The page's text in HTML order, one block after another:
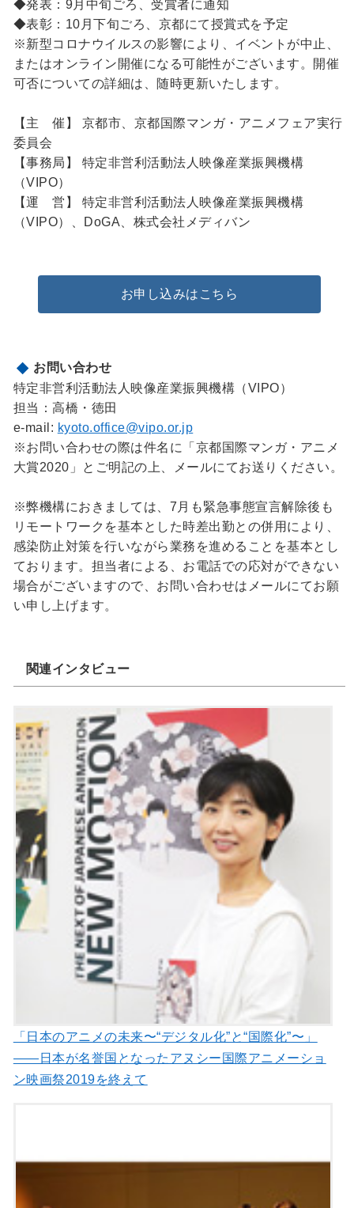
◆発表：9月中旬ごろ、受賞者に通知
◆表彰：10月下旬ごろ、京都にて授賞式を予定
※新型コロナウイルスの影響により、イベントが中止、
またはオンライン開催になる可能性がございます。開催
可否についての詳細は、随時更新いたします。
【主 催】 京都市、京都国際マンガ・アニメフェア実行
委員会
【事務局】 特定非営利活動法人映像産業振興機構
（VIPO）
【運 営】 特定非営利活動法人映像産業振興機構
（VIPO）、DoGA、株式会社メディバン
お申し込みはこちら
お問い合わせ
特定非営利活動法人映像産業振興機構（VIPO）
担当：高橋・徳田
e-mail: kyoto.office@vipo.or.jp
※お問い合わせの際は件名に「京都国際マンガ・アニメ
大賞2020」とご明記の上、メールにてお送りください。
※弊機構におきましては、7月も緊急事態宣言解除後も
リモートワークを基本とした時差出勤との併用により、
感染防止対策を行いながら業務を進めることを基本とし
ております。担当者による、お電話での応対ができない
場合がございますので、お問い合わせはメールにてお願
い申し上げます。
関連インタビュー
「日本のアニメの未来〜“デジタル化”と“国際化”〜」
――日本が名誉国となったアヌシー国際アニメーショ
ン映画祭2019を終えて